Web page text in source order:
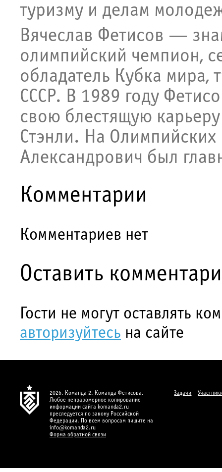
туризму и делам
Вячеслав Фетисов —
олимпийский чемпион,
обладатель Кубка мира,
СССР. В 1989 году
свою блестящую
Стэнли. На Олимпийских
Александрович был
Комментарии
Комментариев нет
Оставить
Гости не могут оставлять
авторизуйтесь на сайте
2026. Команда 2. Команда Фетисова.
Любое неправомерное копирование
информации сайта komanda2.ru
преследуется по закону Российской
Федерации. По всем вопросам пишите на
info@komanda2.ru
Форма обратной связи
Задачи